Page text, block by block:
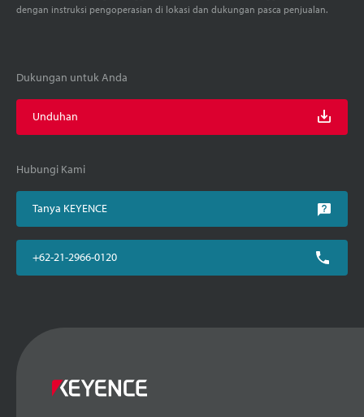
dengan instruksi pengoperasian di lokasi dan dukungan pasca penjualan.
Dukungan untuk Anda
Unduhan
Hubungi Kami
Tanya KEYENCE
+62-21-2966-0120